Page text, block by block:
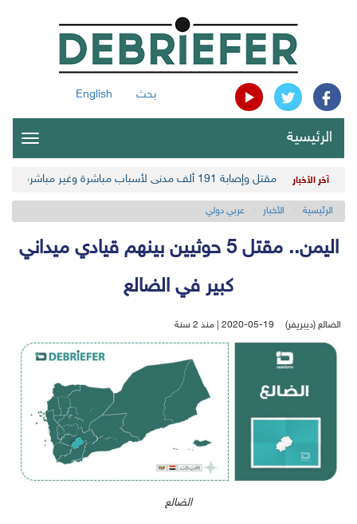
بحث English
الرئيسية
آخر الأخبار مقتل وإصابة 191 ألف مدني لأسباب مباشرة وغير مباشرة في أحدث حصيلة حوثية
الرئيسية الأخبار عربي دولي
اليمن.. مقتل 5 حوثيين بينهم قيادي ميداني
كبير في الضالع
الضالع (ديبريفر) 2020-05-19 | منذ 2 سنة
الضالع